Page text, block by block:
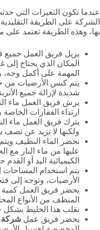
عندما تكون التغيرات التي
الشركة على الطريقة
بها، وهذه الطريقة تعتمد
يزيل فريق العمل جميع
المكان الذي يحتاج
المهمة على أكمل وجه،
يتم كنس الأرضيات من
شديدة لإزالة جميع
يرش فريق العمل ماء
ارتداء القفازات الخاصة
يترك فريق العمل ماء
ولكنها لا تزيد عن نصف
نحضر الماء النظيف
عليها من ماء النار
الكيميائية اليد أو
يتم استخدام المساحات
الأرضيات، وتوجه إلى
يحضر فريق العمل كمية
المنظف من الأنواع
نقلب هذا الخليط
يحضر فريق عمل شركة